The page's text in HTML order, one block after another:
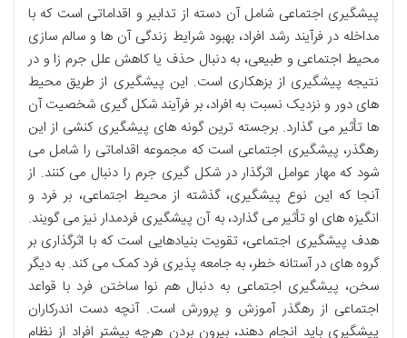
پیشگیری اجتماعی شامل آن دسته از تدابیر و اقداماتی است که با
مداخله در فرآیند رشد افراد، بهبود شرایط زندگی آن ها و سالم سازی
محیط اجتماعی و طبیعی، به دنبال حذف یا کاهش علل جرم زا و در
نتیجه پیشگیری از بزهکاری است. این پیشگیری از طریق محیط
های دور و نزدیک نسبت به افراد، بر فرآیند شکل گیری شخصیت آن
ها تأثیر می گذارد. برجسته ترین گونه های پیشگیری کنشی از این
رهگذر، پیشگیری اجتماعی است که مجموعه اقداماتی را شامل می
شود که مهار عوامل اثرگذار در شکل گیری جرم را دنبال می کنند. از
آنجا که این نوع پیشگیری، گذشته از محیط اجتماعی، بر فرد و
انگیزه های او تأثیر می گذارد، به آن پیشگیری فردمدار نیز می گویند.
هدف پیشگیری اجتماعی، تقویت بنیادهایی است که با اثرگذاری بر
گروه های در آستانه خطر، به جامعه پذیری فرد کمک می کند. به دیگر
سخن، پیشگیری اجتماعی به دنبال هم نوا ساختن فرد با قواعد
اجتماعی از رهگذر آموزش و پرورش است. آنچه دست اندرکاران
پیشگیری باید انجام دهند، بیرون بردن هرچه بیشتر افراد از نظام